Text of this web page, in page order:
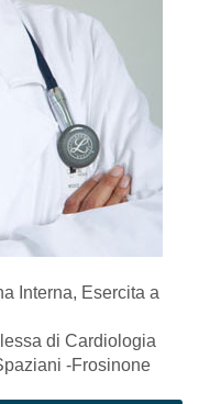
Interna, Esercita a
di Cardiologia
-Frosinone